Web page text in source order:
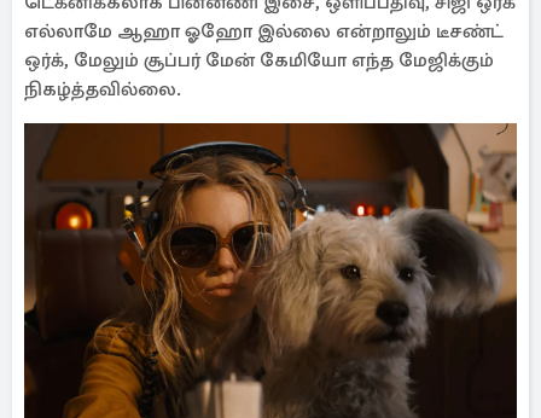
எல்லாமே ஆஹா ஓஹோ இல்லை என்றாலும் டீசண்ட்
ஒர்க், மேலும் சூப்பர் மேன் கேமியோ எந்த மேஜிக்கும்
நிகழ்த்தவில்லை.